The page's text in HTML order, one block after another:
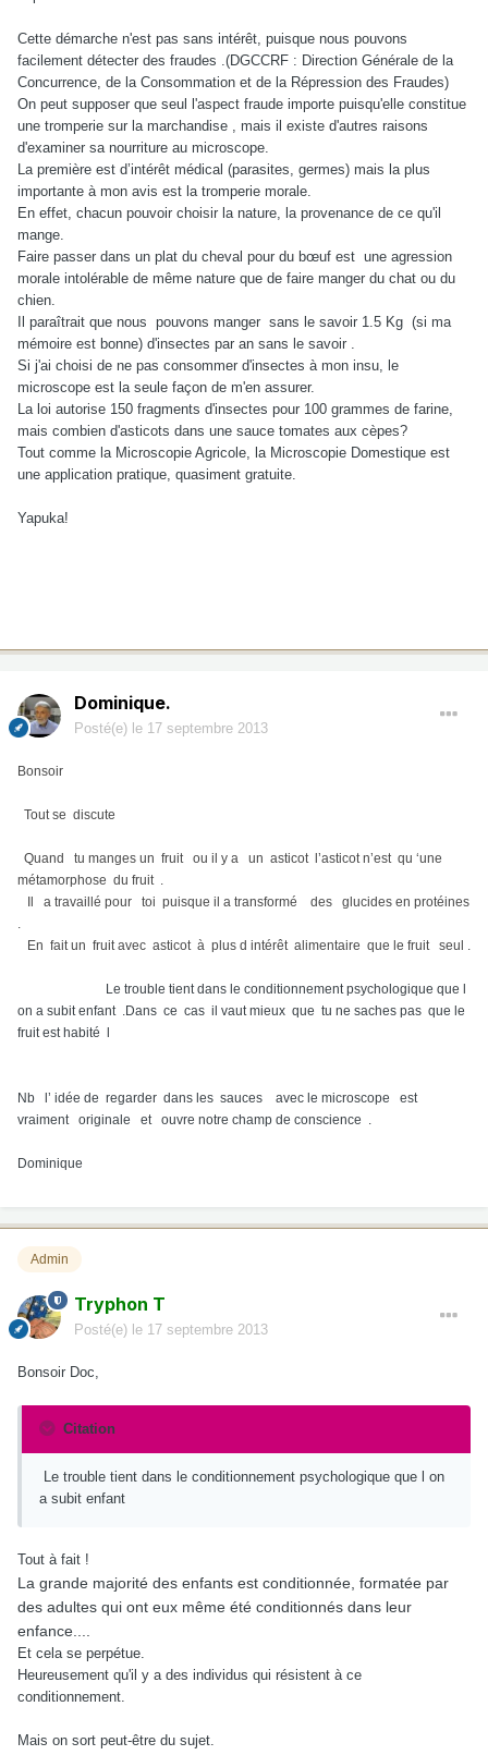
Cette démarche n'est pas sans intérêt, puisque nous pouvons
facilement détecter des fraudes .(DGCCRF : Direction Générale de la
Concurrence, de la Consommation et de la Répression des Fraudes)
On peut supposer que seul l'aspect fraude importe puisqu'elle constitue
une tromperie sur la marchandise , mais il existe d'autres raisons
d'examiner sa nourriture au microscope.
La première est d’intérêt médical (parasites, germes) mais la plus
importante à mon avis est la tromperie morale.
En effet, chacun pouvoir choisir la nature, la provenance de ce qu'il
mange.
Faire passer dans un plat du cheval pour du bœuf est une agression
morale intolérable de même nature que de faire manger du chat ou du
chien.
Il paraîtrait que nous pouvons manger sans le savoir 1.5 Kg (si ma
mémoire est bonne) d'insectes par an sans le savoir .
Si j'ai choisi de ne pas consommer d'insectes à mon insu, le
microscope est la seule façon de m'en assurer.
La loi autorise 150 fragments d'insectes pour 100 grammes de farine,
mais combien d'asticots dans une sauce tomates aux cèpes?
Tout comme la Microscopie Agricole, la Microscopie Domestique est
une application pratique, quasiment gratuite.
Yapuka!
Dominique.
Posté(e) le 17 septembre 2013
Bonsoir
Tout se discute
Quand tu manges un fruit ou il y a un asticot l’asticot n’est qu ‘une
métamorphose du fruit .
Il a travaillé pour toi puisque il a transformé des glucides en protéines
En fait un fruit avec asticot à plus d intérêt alimentaire que le fruit seul .
Le trouble tient dans le conditionnement psychologique que l
on a subit enfant .Dans ce cas il vaut mieux que tu ne saches pas que le
fruit est habité l
Nb l’ idée de regarder dans les sauces avec le microscope est
vraiment originale et ouvre notre champ de conscience .
Dominique
Admin
Tryphon T
Posté(e) le 17 septembre 2013
Bonsoir Doc,
Citation
Le trouble tient dans le conditionnement psychologique que l on
a subit enfant
Tout à fait !
La grande majorité des enfants est conditionnée, formatée par
des adultes qui ont eux même été conditionnés dans leur
enfance....
Et cela se perpétue.
Heureusement qu'il y a des individus qui résistent à ce
conditionnement.
Mais on sort peut-être du sujet.